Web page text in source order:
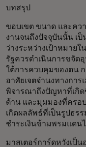
บทสรุป
ขอบเขต ขนาด และคว
งานจนถึงปัจจุบันนั้น เป็
ว่างระหว่างเป้าหมาย
รัฐควรดำเนินการขจัด
ใต้การควบคุมของตน
อาศัยเจตจำนงทางการ
พิจารณาถึงปัญหาที่เกิด
ด้าน และมุมมองที่ครอ
เกิดผลลัพธ์ที่เป็นรูปธร
ชำระเงินข้ามพรมแดน
มาสเตอร์การ์ดหวังเป็